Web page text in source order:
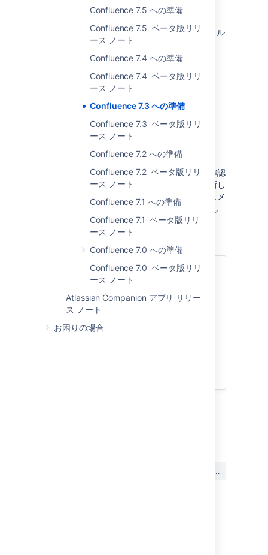
Confluence 7.5 への準備
Confluence 7.5 ベータ版リリ
ース ノート
Confluence 7.4 への準備
Confluence 7.4 ベータ版リリ
ース ノート
Confluence 7.3 への準備
Confluence 7.3 ベータ版リリ
ース ノート
Confluence 7.2 への準備
Confluence 7.2 ベータ版リリ
ース ノート
Confluence 7.1 への準備
Confluence 7.1 ベータ版リリ
ース ノート
Confluence 7.0 への準備
Confluence 7.0 ベータ版リリ
ース ノート
Atlassian Companion アプリ リリー
ス ノート
お困りの場合
WebSockets メソッドではなくプロトコル
ハンドラを使用するようになりました。
EAP 1 – 2019 年 12 月 17 日
PostgreSQL 10 のサポートを追加
マクロの保護
アプリが提供するマクロが安全であることを確認
するためのいくつかのヒントをご案内する、新し
いガイドを用意しています。開発者向けドキュメ
How to secure your macro」を参照し
てください。
最新のドキュメントをお探しの場合は、
Confluence EAP スペース
ントをご確認ください。
Did you know we’ve got a new developer
community? Head
いいえ